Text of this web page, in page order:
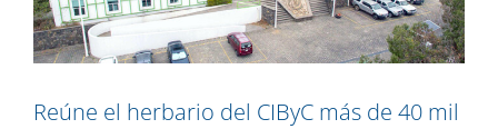
Reúne el herbario del CIByC más de 40 mil